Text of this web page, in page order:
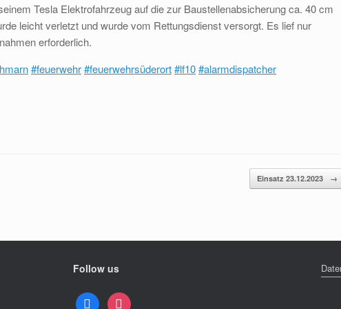
Tesla Elektrofahrzeug auf die zur Baustellenabsicherung ca. 40 cm
leicht verletzt und wurde vom Rettungsdienst versorgt. Es lief nur
erforderlich.
#feuerwehr#feuerwehrsüderort#lf10#alarmdispatcher
Einsatz 23.12.2023 →
Follow us
facebookinstagram